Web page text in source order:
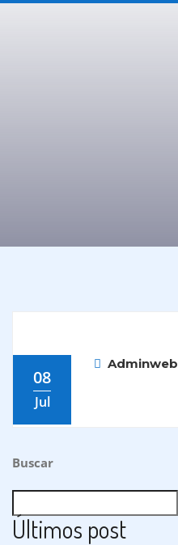
08
Jul
Adminweb
Buscar
Últimos post